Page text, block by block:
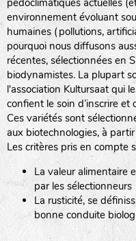
pédoclimatiques actuelles
environnement évoluant
humaines (pollutions,
pourquoi nous diffusons
récentes, sélectionnées en
biodynamistes. La plupart
l'association Kultursaat qui
confient le soin d’inscrire
Ces variétés sont
aux biotechnologies, à
Les critères pris en compte
La valeur alimentaire
par les sélectionneurs
La rusticité, se
bonne conduite
DE BOLSTER (DBO)
GRAINE DEL PAÏS
JARDIN EN’VIE (JEV)
LA BOITE A
A : Sans calibre.
G: Gros
M: Moyen calibre
P: Petit calibre
Légumes feuilles
Légumes racines
Plantes aromatiques